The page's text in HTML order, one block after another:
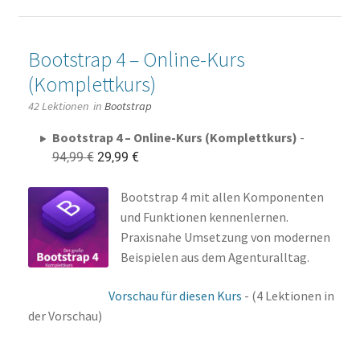
Bootstrap 4 – Online-Kurs
(Komplettkurs)
42 Lektionen in Bootstrap
Bootstrap 4 – Online-Kurs (Komplettkurs) -
94,99€ Ursprünglicher
war:
94,99 €
29,99 €Aktueller
ist:
29,99 €.
Bootstrap 4 mit allen Komponenten
und Funktionen kennenlernen.
Praxisnahe Umsetzung von modernen
Beispielen aus dem Agenturalltag.
Vorschau für diesen Kurs - (4 Lektionen in
der Vorschau)